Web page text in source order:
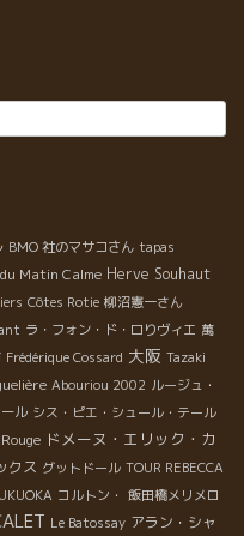
BMO 社のマサコさん tapas
Matin Calme Herve Souhaut
Côtes Rotie 柳沼憲一さん
ラ・フォン・ド・ロりヴィエ 萬
Frédérique Cossard 大阪 Tazaki
Abouriou 2002 ルージュ・
ル シス・ピエ・シュール・テール
ドメーヌ・エリック・カ
クス グットドール TOUR REBECCA
コルトン・ 飯田橋メリメロ
Le Batossay アラン・シャ